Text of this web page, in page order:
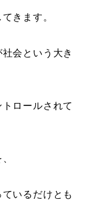
きます。
会という大き
ロールされて
いるだけとも